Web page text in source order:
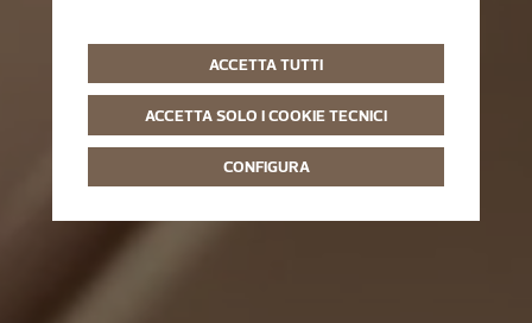
ACCETTA TUTTI
ACCETTA SOLO I COOKIE TECNICI
CONFIGURA